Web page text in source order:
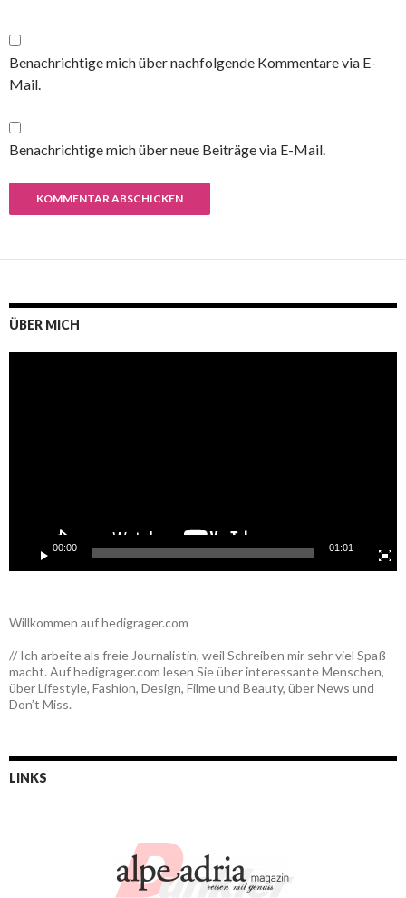
Benachrichtige mich über nachfolgende Kommentare via E-
Mail.
Benachrichtige mich über neue Beiträge via E-Mail.
ÜBER MICH
00:00 01:01
Willkommen auf hedigrager.com
// Ich arbeite als freie Journalistin, weil Schreiben mir sehr viel Spaß
macht. Auf hedigrager.com lesen Sie über interessante Menschen,
über Lifestyle, Fashion, Design, Filme und Beauty, über News und
Don’t Miss.
LINKS